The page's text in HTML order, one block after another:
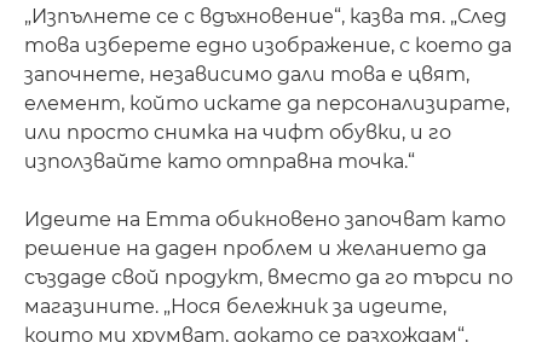
„Изпълнете се с вдъхновение“, казва тя. „След
това изберете едно изображение, с което да
започнете, независимо дали това е цвят,
елемент, който искате да персонализирате,
или просто снимка на чифт обувки, и го
използвайте като отправна точка.“
Идеите на Emma обикновено започват като
решение на даден проблем и желанието да
създаде свой продукт, вместо да го търси по
магазините. „Нося бележник за идеите,
които ми хрумват, докато се разхождам“,